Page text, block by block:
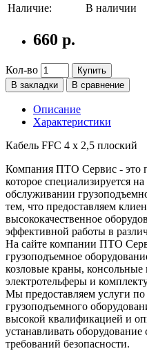
Наличие:
В наличии
660 р.
Кол-во
Купить
В закладки
В сравнение
Описание
Характеристики
Кабель FFC 4 х 2,5 плоский
Компания ПТО Сервис - это
которое специализируется
обслуживании
тем, что предоставляем
высококачественное
эффективной работы в
На сайте компании ПТО
грузоподъемное
козловые краны, консольные
электротельферы и
Мы предоставляем услуги
грузоподъемного
высокой квалификацией и
устанавливать
требований безопасности.